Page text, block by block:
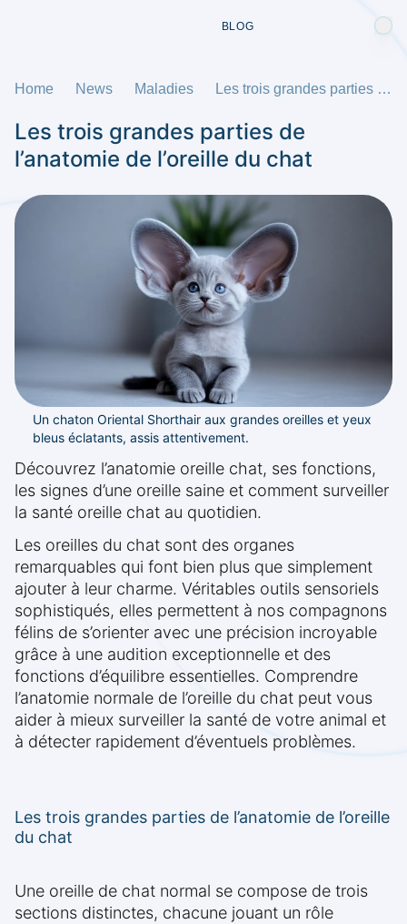
BLOG
Home News Maladies Les trois grandes parties de l’anatomie de l’oreille du chat
Les trois grandes parties de
l’anatomie de l’oreille du chat
Un chaton Oriental Shorthair aux grandes oreilles et yeux
bleus éclatants, assis attentivement.
Découvrez l’anatomie oreille chat, ses fonctions,
les signes d’une oreille saine et comment surveiller
la santé oreille chat au quotidien.
Les oreilles du chat sont des organes
remarquables qui font bien plus que simplement
ajouter à leur charme. Véritables outils sensoriels
sophistiqués, elles permettent à nos compagnons
félins de s’orienter avec une précision incroyable
grâce à une audition exceptionnelle et des
fonctions d’équilibre essentielles. Comprendre
l’anatomie normale de l’oreille du chat peut vous
aider à mieux surveiller la santé de votre animal et
à détecter rapidement d’éventuels problèmes.
Les trois grandes parties de l’anatomie de l’oreille
du chat
Une oreille de chat normal se compose de trois
sections distinctes, chacune jouant un rôle